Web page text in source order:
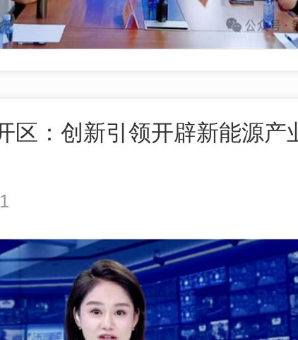
区：创新引领开辟新能源产